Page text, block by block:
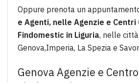
Oppure prenota un
e Agenti, nelle Agenzie e Centri
Findomestic in Liguria, nelle
Genova,Imperia, La Spezia e
Genova Agenzie e